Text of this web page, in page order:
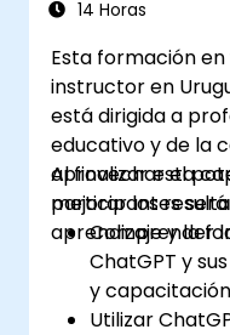
de ciencia de
14 Horas
Esta formación
instructor en
está dirigida a
educativo y de la
aprovechar el
mejorar los
aprendizaje y la
Al finalizar esta
participantes
Comprender
ChatGPT y
y
Utilizar